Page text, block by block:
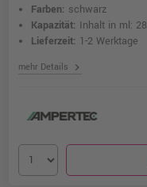
Farben: schwarz
Kapazität: Inhalt in ml: 28
Lieferzeit: 1-2 Werktage
mehr Details chevron_right